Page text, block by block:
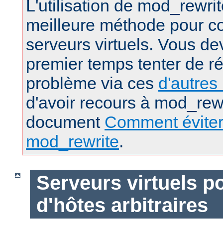
L'utilisation de
meilleure méthode pour
serveurs virtuels. Vous
premier temps tenter de
problème via ces d'autres
d'avoir recours à
document Comment
mod_rewrite.
Serveurs virtuels
d'hôtes arbitraires